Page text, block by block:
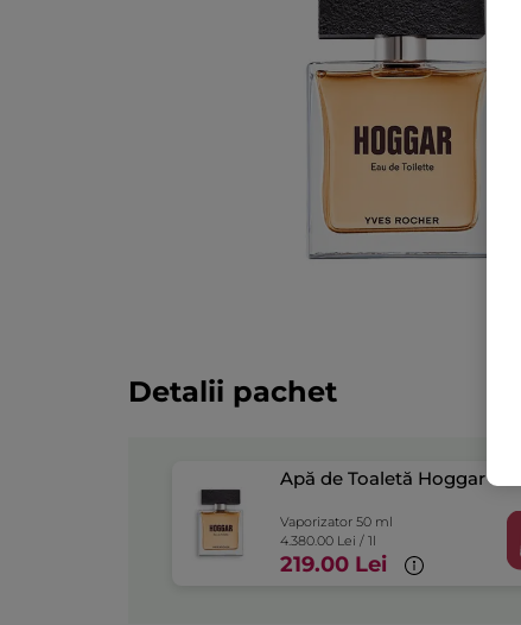
Detalii pachet
Apă de Toaletă Hoggar
Vaporizator 50 ml
4.380.00 Lei / 1l
219.00 Lei